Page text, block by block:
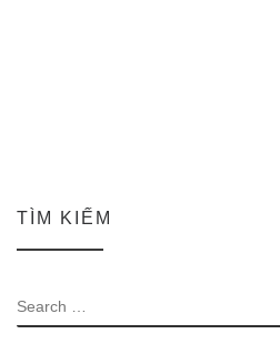
TÌM KIẾM
SEARCH